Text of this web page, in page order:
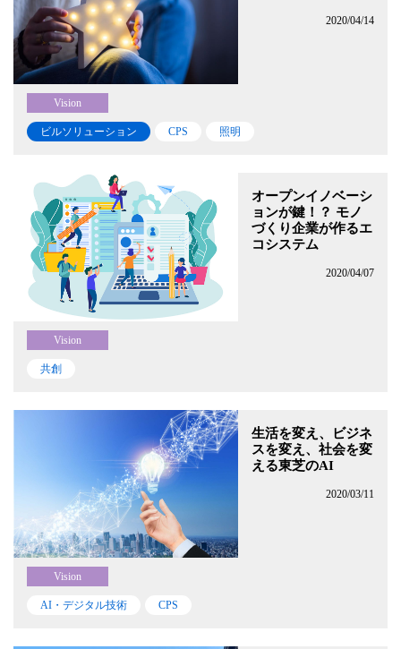
2020/04/14
Vision
ビルソリューション CPS 照明
オープンイノベーシ
ョンが鍵！？ モノ
づくり企業が作るエ
コシステム
2020/04/07
Vision
共創
生活を変え、ビジネ
スを変え、社会を変
える東芝のAI
2020/03/11
Vision
AI・デジタル技術 CPS